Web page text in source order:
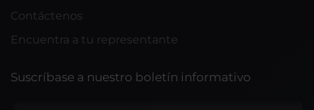
Contáctenos
Encuentra a tu representante
Suscríbase a nuestro boletín informativo